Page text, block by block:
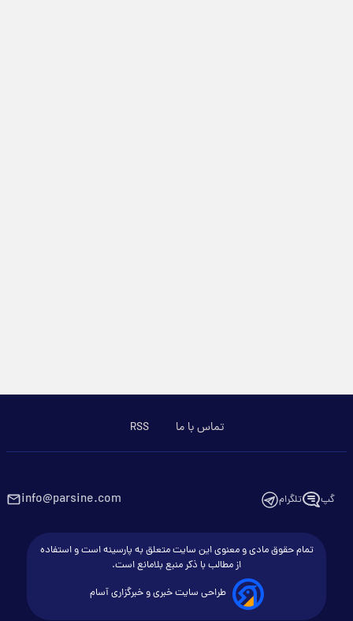
تماس با ما RSS
گپ تلگرام info@parsine.com
تمام حقوق مادی و معنوی این سایت متعلق به پارسینه است و استفاده
از مطالب با ذکر منبع بلامانع است.
طراحی سایت خبری و خبرگزاری آسام